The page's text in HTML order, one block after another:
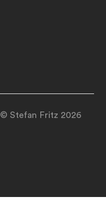
© Stefan Fritz 2026